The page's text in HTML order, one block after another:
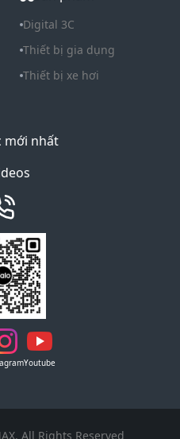
Digital 3C
Thiết bị gia dụng
Thiết bị xe hơi
mới nhất
Youtube
All Rights Reserved